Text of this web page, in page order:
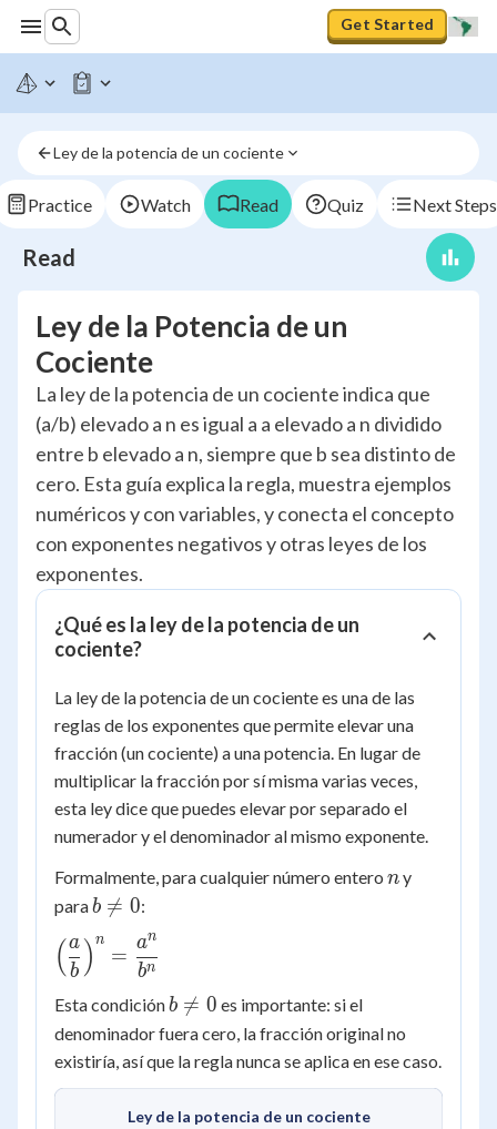
Get Started
Ley de la potencia de un cociente
Practice Watch Read Quiz Next Steps
Read
Ley de la Potencia de un
Cociente
La ley de la potencia de un cociente indica que
(a/b) elevado a n es igual a a elevado a n dividido
entre b elevado a n, siempre que b sea distinto de
cero. Esta guía explica la regla, muestra ejemplos
numéricos y con variables, y conecta el concepto
con exponentes negativos y otras leyes de los
exponentes.
¿Qué es la ley de la potencia de un
cociente?
La ley de la potencia de un cociente es una de las
reglas de los exponentes que permite elevar una
fracción (un cociente) a una potencia. En lugar de
multiplicar la fracción por sí misma varias veces,
esta ley dice que puedes elevar por separado el
numerador y el denominador al mismo exponente.
Formalmente, para cualquier número entero n
ny
parab
b 
= 0:
\left(\dfrac{a}
{b}\right)^n
= \dfrac{a^n}
{b^n}
( b
a ) n
=
bn
an
Esta condiciónb
\ne
0
b 
= 0 es importante: si el
denominador fuera cero, la fracción original no
existiría, así que la regla nunca se aplica en ese caso.
Ley de la potencia de un cociente